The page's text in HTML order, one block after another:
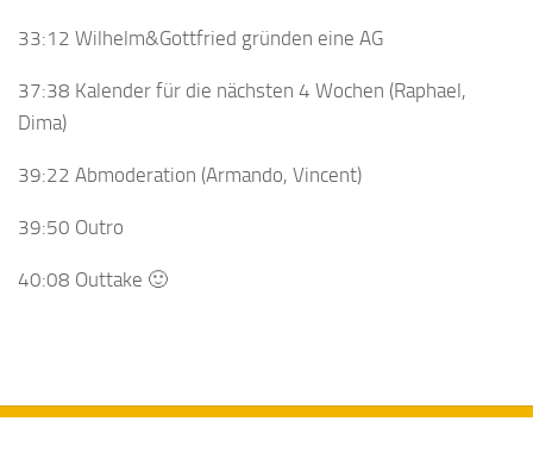
33:12 Wilhelm&Gottfried gründen eine AG
37:38 Kalender für die nächsten 4 Wochen (Raphael,
Dima)
39:22 Abmoderation (Armando, Vincent)
39:50 Outro
40:08 Outtake 🙂